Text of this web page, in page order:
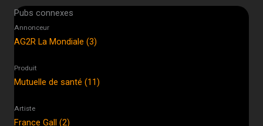
Pubs connexes
Annonceur
AG2R La Mondiale (3)
Produit
Mutuelle de santé (11)
Artiste
France Gall (2)